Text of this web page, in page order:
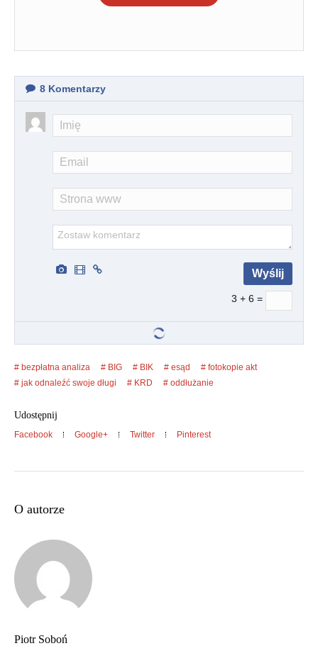
8 Komentarzy
3 + 6 =
bezpłatna analiza BIG BIK esąd
fotokopie akt
jak odnaleźć swoje długi
KRD oddłużanie
Udostępnij
Facebook Google+ Twitter Pinterest
O autorze
Piotr Soboń